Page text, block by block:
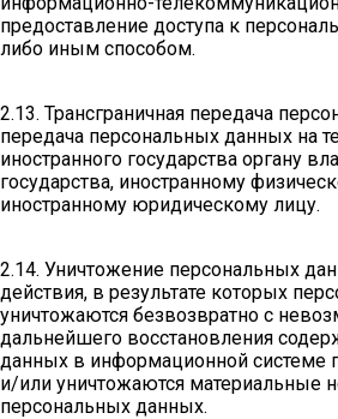
предоставление доступа к
либо иным способом.
2.13. Трансграничная передача
передача персональных данных на
иностранного государства органу
государства, иностранному
иностранному юридическому лицу.
2.14. Уничтожение персональных
действия, в результате которых
уничтожаются безвозвратно с
дальнейшего восстановления
данных в информационной системе
и/или уничтожаются материальные
персональных данных.